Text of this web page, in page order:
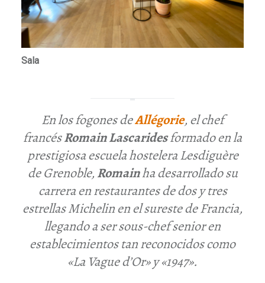
Sala
En los fogones deAllégorie, elchef
francésRomainLascaridesformado en la
prestigiosa escuela hosteleraLesdiguère
de Grenoble, Romainha desarrollado su
carrera en restaurantes de dos y tres
estrellas Michelin en el sureste de Francia,
llegando a ser sous-chef senior en
establecimientos tan reconocidos como
«La Vague d’Or» y «1947».